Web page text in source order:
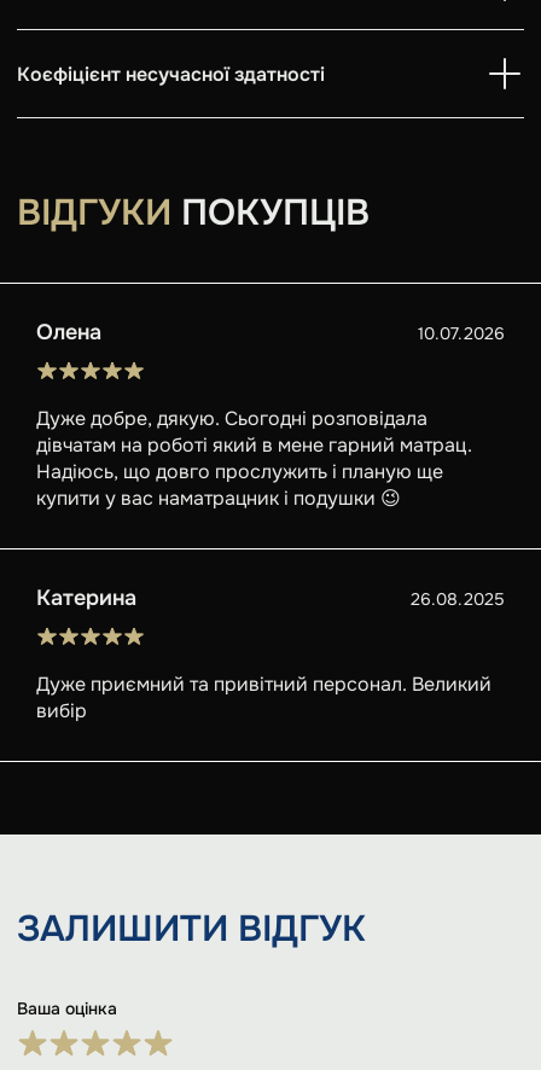
Коєфіцієнт несучасної здатності
ВІДГУКИ ПОКУПЦІВ
Олена 10.07.2026
Дуже добре, дякую. Сьогодні розповідала
дівчатам на роботі який в мене гарний матрац.
Надіюсь, що довго прослужить і планую ще
купити у вас наматрацник і подушки 😉
Катерина 26.08.2025
Дуже приємний та привітний персонал. Великий
вибір
ЗАЛИШИТИ ВІДГУК
Ваша оцінка